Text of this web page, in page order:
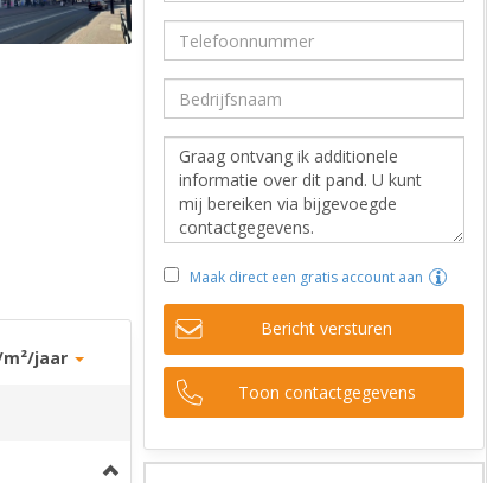
jaar
Maak direct een gratis account aan
Bericht versturen
Toon contactgegevens